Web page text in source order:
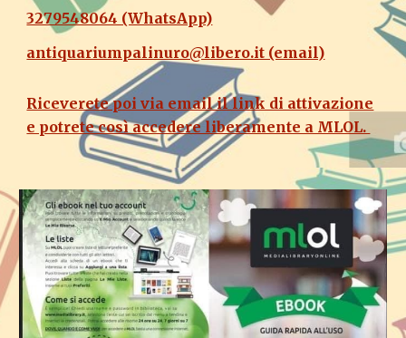
3279548064 (WhatsApp)
antiquariumpalinuro@libero.it (email)
Riceverete poi via email il link di attivazione
e potrete così accedere liberamente a MLOL.